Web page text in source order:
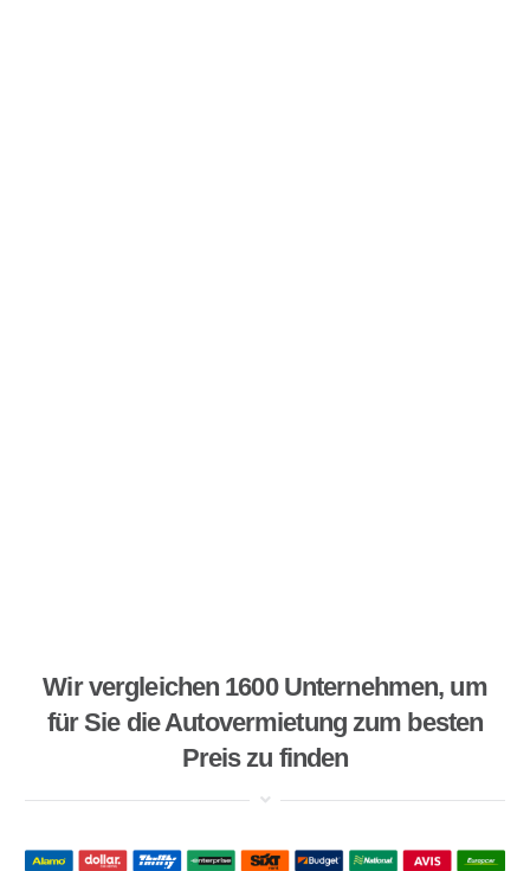
Wir vergleichen 1600 Unternehmen, um
für Sie die Autovermietung zum besten
Preis zu finden